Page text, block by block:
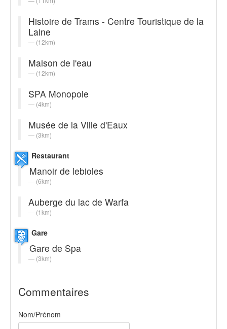
Histoire de Trams - Centre Touristique de la
Laine
(12km)
Maison de l'eau
(12km)
SPA Monopole
(4km)
Musée de la Ville d'Eaux
(3km)
Restaurant
Manoir de lebioles
(6km)
Auberge du lac de Warfa
(1km)
Gare
Gare de Spa
(3km)
Commentaires
Nom/Prénom